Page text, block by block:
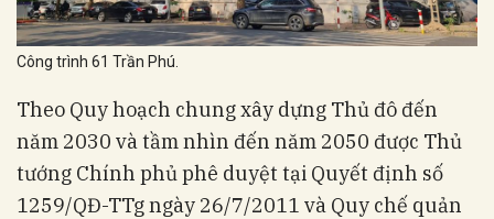
Công trình 61 Trần Phú.
Theo Quy hoạch chung xây dựng Thủ đô đến
năm 2030 và tầm nhìn đến năm 2050 được Thủ
tướng Chính phủ phê duyệt tại Quyết định số
1259/QĐ-TTg ngày 26/7/2011 và Quy chế quản